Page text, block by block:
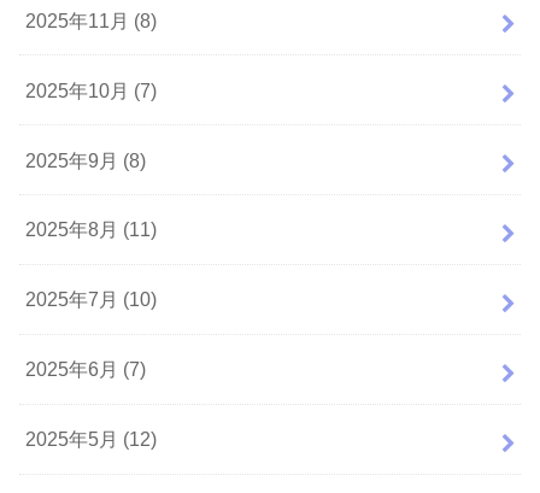
2025年11月 (8)
2025年10月 (7)
2025年9月 (8)
2025年8月 (11)
2025年7月 (10)
2025年6月 (7)
2025年5月 (12)